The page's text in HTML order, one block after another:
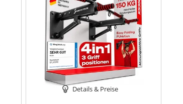
Details & Preise